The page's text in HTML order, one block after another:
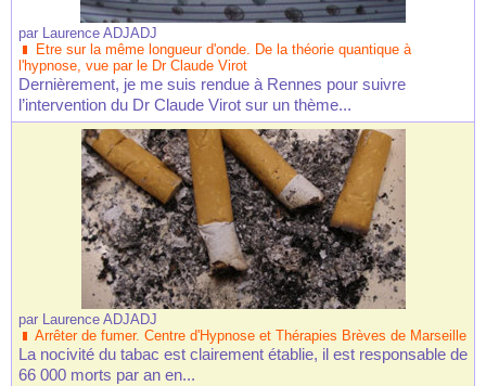
par Laurence ADJADJ
Etre sur la même longueur d'onde. De la théorie quantique à
l'hypnose, vue par le Dr Claude Virot
Dernièrement, je me suis rendue à Rennes pour suivre
l’intervention du Dr Claude Virot sur un thème...
par Laurence ADJADJ
Arrêter de fumer. Centre d'Hypnose et Thérapies Brèves de Marseille
La nocivité du tabac est clairement établie, il est responsable de
66 000 morts par an en...